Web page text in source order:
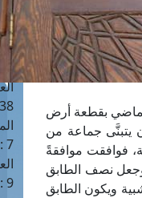
بقطعة أرض
يتبنَّى جماعة من
فوافقت موافقةً
نصف الطابق
ويكون الطابق
6 :17
7 : 45
9 :10